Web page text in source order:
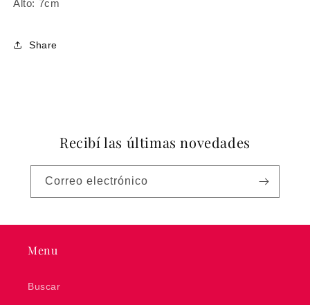
Alto: 7cm
Share
Recibí las últimas novedades
Correo electrónico
Menu
Buscar